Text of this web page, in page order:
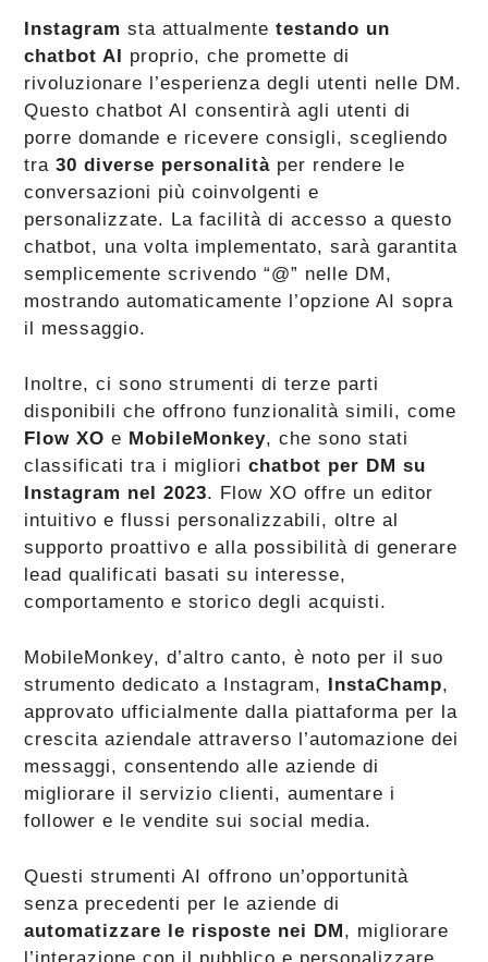
Instagram sta attualmentetestando un
chatbot AI proprio, che promette di
rivoluzionare l’esperienza degli utenti nelle DM.
Questo chatbot AI consentirà agli utenti di
porre domande e ricevere consigli, scegliendo
tra30 diverse personalità per rendere le
conversazioni più coinvolgenti e
personalizzate. La facilità di accesso a questo
chatbot, una volta implementato, sarà garantita
semplicemente scrivendo “@” nelle DM,
mostrando automaticamente l’opzione AI sopra
il messaggio​​.
Inoltre, ci sono strumenti di terze parti
disponibili che offrono funzionalità simili, come
Flow XO e MobileMonkey, che sono stati
classificati tra i migliori chatbot per DM su
Instagram nel 2023. Flow XO offre un editor
intuitivo e flussi personalizzabili, oltre al
supporto proattivo e alla possibilità di generare
lead qualificati basati su interesse,
comportamento e storico degli acquisti.
MobileMonkey, d’altro canto, è noto per il suo
strumento dedicato a Instagram, InstaChamp,
approvato ufficialmente dalla piattaforma per la
crescita aziendale attraverso l’automazione dei
messaggi, consentendo alle aziende di
migliorare il servizio clienti, aumentare i
follower e le vendite sui social media​​.
Questi strumenti AI offrono un’opportunità
senza precedenti per le aziende di
automatizzare le risposte nei DM, migliorare